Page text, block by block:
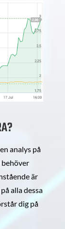
analys på
behöver
är
alla dessa
dig på